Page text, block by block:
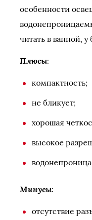
особенности
читать в ванной,
Плюсы:
компактность;
не бликует;
хорошая
высокое
Минусы:
отсутствие